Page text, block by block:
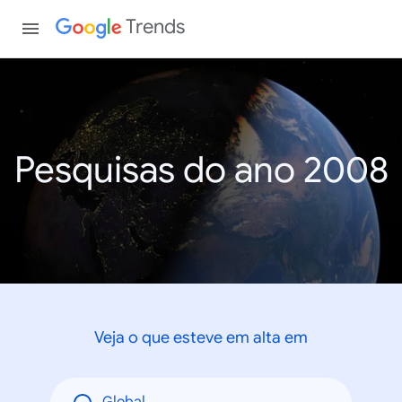
Trends
Pesquisas do ano 2008
Veja o que esteve em alta em